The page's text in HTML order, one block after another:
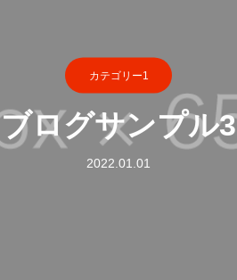
カテゴリー1
ブログサンプル3
2022.01.01